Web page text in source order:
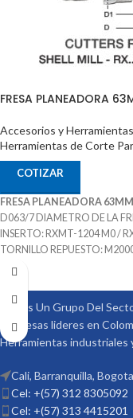
FRESA PLANEADORA
Accesorios y Herramientas
Herramientas de Corte
COTIZAR
FRESA PLANEADORA
D063/7 DIAMETRO DE LA
INSERTO: RXMT-1204 M0 /
TORNILLO REPUESTO:
M2001858 MARCA: LAMINA
Somos Un Grupo Del
empresas lideres en
Herramientas industriales
Cali, Barranquilla,
Cel: +(57) 312 8305092
Cel: +(57) 313 4415201